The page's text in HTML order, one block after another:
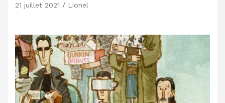
21 juillet 2021 Lionel